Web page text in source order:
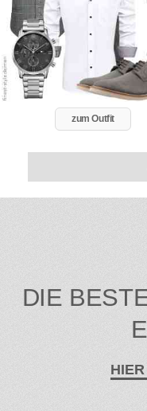
zum Outfit
DIE